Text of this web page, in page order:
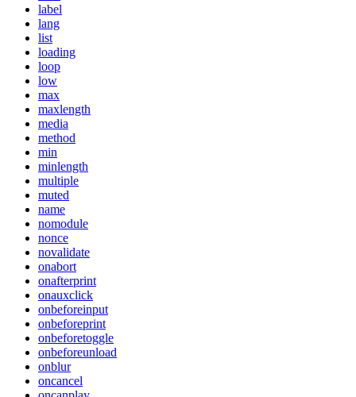
label
lang
list
loading
loop
low
max
maxlength
media
method
min
minlength
multiple
muted
name
nomodule
nonce
novalidate
onabort
onafterprint
onauxclick
onbeforeinput
onbeforeprint
onbeforetoggle
onbeforeunload
onblur
oncancel